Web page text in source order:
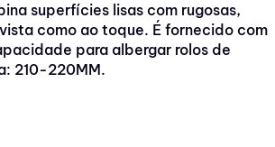
superfícies lisas com rugosas,
como ao toque. É fornecido com
para albergar rolos de
210-220MM.